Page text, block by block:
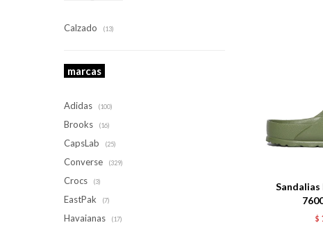
$
Calzado (13)
marcas
Adidas (100)
Brooks (16)
CapsLab (25)
Converse (329)
Crocs (3)
EastPak (7)
Havaianas (17)